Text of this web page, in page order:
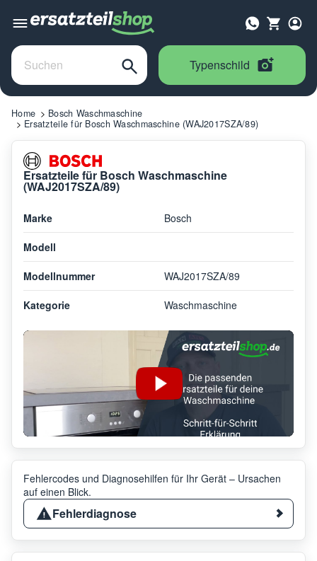
Typenschild
Home
Bosch Waschmaschine
Ersatzteile für Bosch Waschmaschine (WAJ2017SZA/89)
Ersatzteile für Bosch Waschmaschine
(WAJ2017SZA/89)
Marke Bosch
Modell
Modellnummer WAJ2017SZA/89
Kategorie Waschmaschine
Fehlercodes und Diagnosehilfen für Ihr Gerät – Ursachen
auf einen Blick.
Fehlerdiagnose